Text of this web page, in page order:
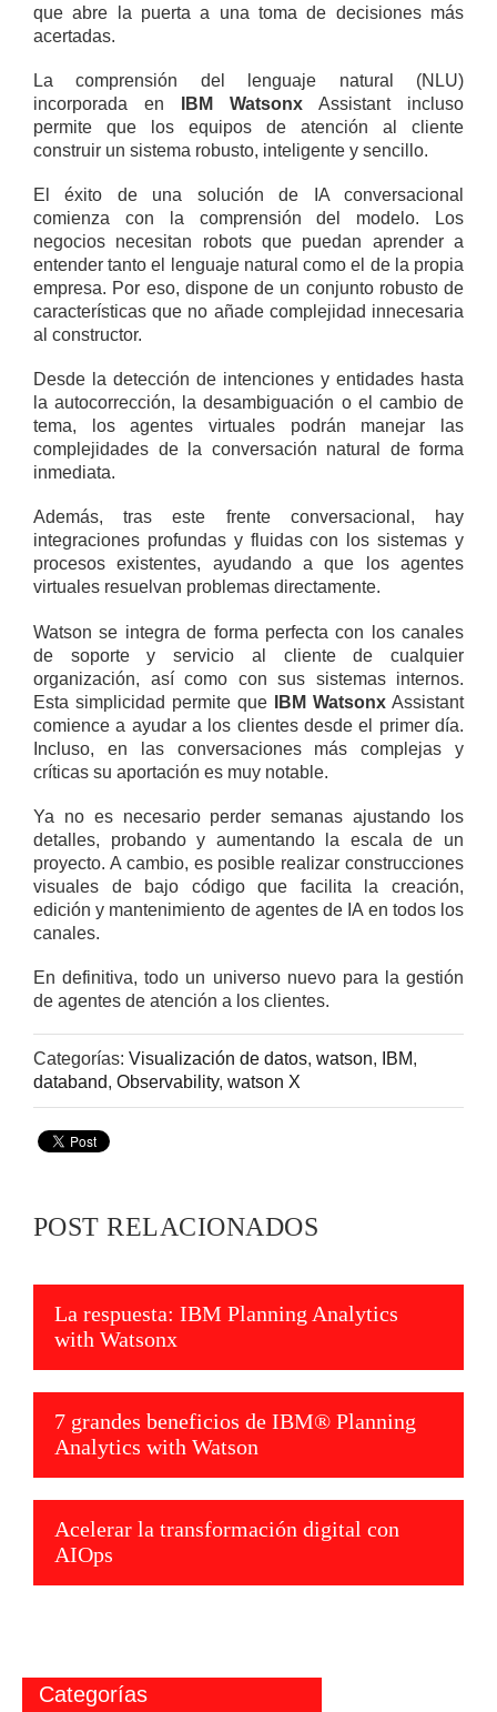
que abre la puerta a una toma de decisiones más
acertadas.
La comprensión del lenguaje natural (NLU)
incorporada en
IBM Watsonx Assistant incluso
permite que los equipos de atención al cliente
construir un sistema robusto, inteligente y sencillo.
El éxito de una solución de IA conversacional
comienza con la comprensión del modelo. Los
negocios necesitan robots que puedan aprender a
entender tanto el lenguaje natural como el de la propia
empresa. Por eso, dispone de un conjunto robusto de
características que no añade complejidad innecesaria
al constructor.
Desde la detección de intenciones y entidades hasta
la autocorrección, la desambiguación o el cambio de
tema, los agentes virtuales podrán manejar las
complejidades de la conversación natural de forma
inmediata.
Además, tras este frente conversacional, hay
integraciones profundas y fluidas con los sistemas y
procesos existentes, ayudando a que los agentes
virtuales resuelvan problemas directamente.
Watson se integra de forma perfecta con los canales
de soporte y servicio al cliente de cualquier
organización, así como con sus sistemas internos.
Esta simplicidad permite que
IBM Watsonx Assistant
comience a ayudar a los clientes desde el primer día.
Incluso, en las conversaciones más complejas y
críticas su aportación es muy notable.
Ya no es necesario perder semanas ajustando los
detalles, probando y aumentando la escala de un
proyecto. A cambio, es posible realizar construcciones
visuales de bajo código que facilita la creación,
edición y mantenimiento de agentes de IA en todos los
canales.
En definitiva, todo un universo nuevo para la gestión
de agentes de atención a los clientes.
Categorías: Visualización de datos, watson, IBM,
databand, Observability, watson X
POST RELACIONADOS
La respuesta: IBM Planning Analytics
with Watsonx
7 grandes beneficios de IBM® Planning
Analytics with Watson
Acelerar la transformación digital con
AIOps
Categorías